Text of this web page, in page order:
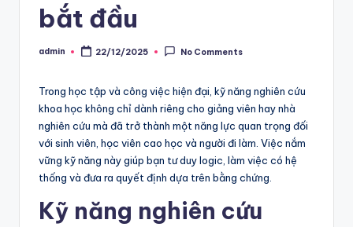
bắt đầu
Posted
admin 22/12/2025 No Comments
Trong học tập và công việc hiện đại, kỹ năng nghiên cứu
khoa học không chỉ dành riêng cho giảng viên hay nhà
nghiên cứu mà đã trở thành một năng lực quan trọng đối
với sinh viên, học viên cao học và người đi làm. Việc nắm
vững kỹ năng này giúp bạn tư duy logic, làm việc có hệ
thống và đưa ra quyết định dựa trên bằng chứng.
Kỹ năng nghiên cứu